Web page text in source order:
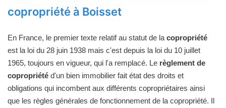
copropriété à Boisset
En France, le premier texte relatif au statut de la copropriété
est la loi du 28 juin 1938 mais c'est depuis la loi du 10 juillet
1965, toujours en vigueur, qui l'a remplacé. Le règlement de
copropriété d'un bien immobilier fait état des droits et
obligations qui incombent aux différents copropriétaires ainsi
que les règles générales de fonctionnement de la copropriété. Il